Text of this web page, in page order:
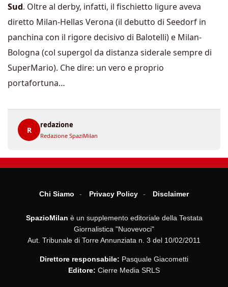
Sud. Oltre al derby, infatti, il fischietto ligure aveva
diretto Milan-Hellas Verona (il debutto di Seedorf in
panchina con il rigore decisivo di Balotelli) e Milan-
Bologna (col supergol da distanza siderale sempre di
SuperMario). Che dire: un vero e proprio
portafortuna…
R
redazione
Redazione SpaziMilan
Chi Siamo Privacy Policy Disclaimer
SpazioMilan è un supplemento editoriale della Testata
Giornalistica "Nuovevoci"
Aut. Tribunale di Torre Annunziata n. 3 del 10/02/2011
Direttore responsabile: Pasquale Giacometti
Editore: Cierre Media SRLS